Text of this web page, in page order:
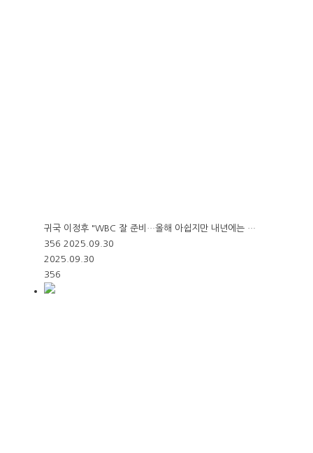
귀국 이정후 "WBC 잘 준비…올해 아쉽지만 내년에는 …
356 2025.09.30
2025.09.30
356